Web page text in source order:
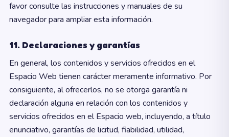
favor consulte las instrucciones y manuales de su
navegador para ampliar esta información.
11. Declaraciones y garantías
En general, los contenidos y servicios ofrecidos en el
Espacio Web tienen carácter meramente informativo. Por
consiguiente, al ofrecerlos, no se otorga garantía ni
declaración alguna en relación con los contenidos y
servicios ofrecidos en el Espacio web, incluyendo, a título
enunciativo, garantías de licitud, fiabilidad, utilidad,